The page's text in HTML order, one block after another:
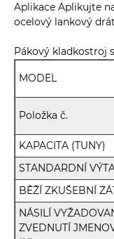
Aplikace Aplikujte
ocelový lankový
Pákový kladkostroj
MODEL
Položka č.
KAPACITA (TUNY)
STANDARDNÍ
BĚŽÍ ZKUŠEBNÍ
NÁSILÍ
ZVEDNUTÍ